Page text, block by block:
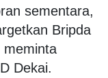
sementara,
Bripda
meminta
Dekai.